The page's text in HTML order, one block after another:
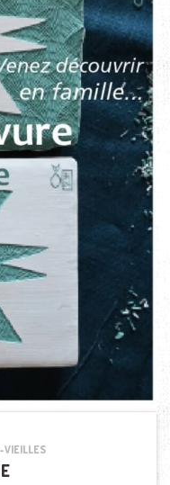
VIEILLES